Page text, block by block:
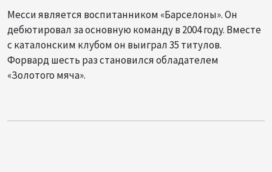
Месси является воспитанником «Барселоны». Он
дебютировал за основную команду в 2004 году. Вместе
с каталонским клубом он выиграл 35 титулов.
Форвард шесть раз становился обладателем
«Золотого мяча».